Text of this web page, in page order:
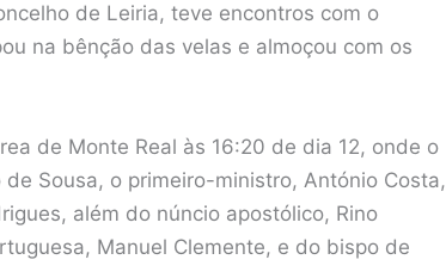
de Leiria, teve encontros com o
na bênção das velas e almoçou com os
de Monte Real às 16:20 de dia 12, onde o
Sousa, o primeiro-ministro, António Costa,
além do núncio apostólico, Rino
Manuel Clemente, e do bispo de